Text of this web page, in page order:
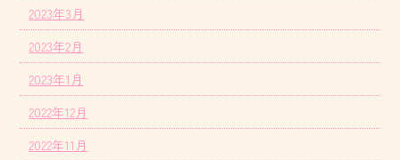
2023年3月
2023年2月
2023年1月
2022年12月
2022年11月